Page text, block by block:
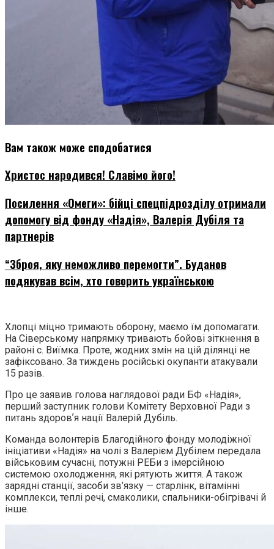
Вам також може сподобатися
Христос народився! Славімо його!
Посилення «Омеги»: бійці спецпідрозділу отримали
допомогу від фонду «Надія», Валерія Дубіля та
партнерів
“Зброя, яку неможливо перемогти”. Буданов
подякував всім, хто говорить українською
Хлопці міцно тримають оборону, маємо їм допомагати.
На Сіверському напрямку тривають бойові зіткнення в
районі с. Виїмка. Проте, жодних змін на цій ділянці не
зафіксовано. За тиждень російські окупанти атакували
15 разів.
Про це заявив голова наглядової ради БФ «Надія»,
перший заступник голови Комітету Верховної Ради з
питань здоровʼя нації Валерій Дубіль.
Команда волонтерів Благодійного фонду молодіжної
ініціативи «Надія» на чолі з Валерієм Дубілем передала
військовим сучасні, потужні РЕБи з імерсійною
системою охолодження, які рятують життя. А також
зарядні станції, засоби зв’язку — старлінк, вітамінні
комплекси, теплі речі, смаколики, спальники-обігрівачі й
інше.